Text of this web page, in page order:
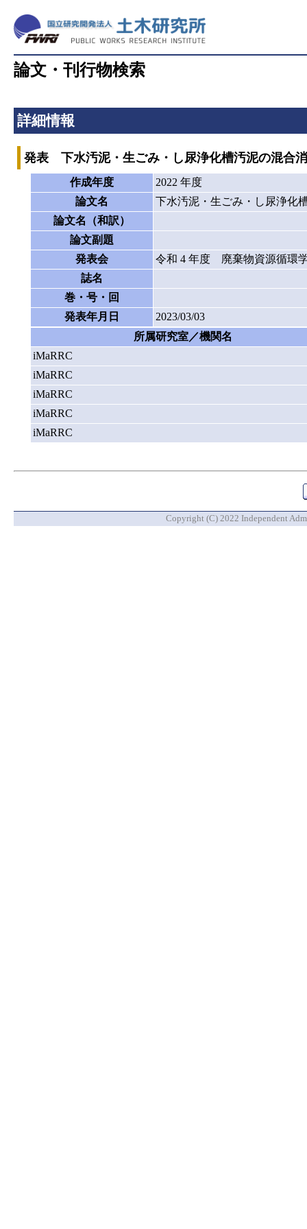
論文・刊行物検索
詳細情報
発表 下水汚泥・生ごみ・し尿浄化槽汚泥の混合
作成年度
2022 年度
論文名
下水汚泥・生ごみ・し尿浄化
論文名（和訳）
論文副題
発表会
令和 4 年度 廃棄物資源循環
誌名
巻・号・回
発表年月日
2023/03/03
所属研究室／機関名
iMaRRC
iMaRRC
iMaRRC
iMaRRC
iMaRRC
Copyright (C) 2022 Independent